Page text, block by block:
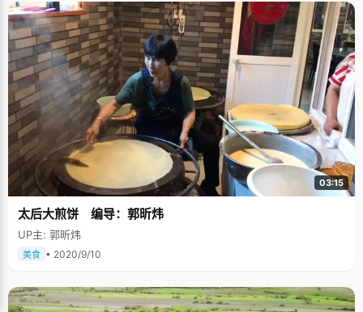
为挺聪明的学生，当然这个聪明不是盲目的自信，而是一种自我肯定和鼓
励。陈琨非常擅于从别人身上学东西，也擅于规划自己的学习。 陈琨小时候
的理科成绩不算特别优秀，文科更是一般般，尤其历史，总是记不住，背了
就忘，忘了就背，背了又忘，没办法，后来分科的时候他充分的尊重了自己
的缺点，选择了理科。"刚开始理科成绩也不稳定，因为物理成绩不太好。那
时候考电学，只考了60多分，有时候不及格，别人都拿100分的，差距太大
了，"虽然考得不好，但是陈琨心态非常的乐观，充分的发挥了阿Q精神，自
我安慰，"这套试题肯定比较难，你看别人也会有不及格之类的，慢慢努力就
会好的"。陈琨的同桌物理很好，陈琨就特别注意观察了一下，终于发现了问
题所在，"以前我做物理题，总是在心里边想一下，想当然的就开始做题。后
来我发现他（同桌）每次做物理题的时候都会先画一个分析图，非常认真谨
慎，然后再做题，"陈琨像发现了新大陆一样高兴，"其实理科的东西就是应
该谨慎认真，后来我照着这种方法去做，画完图，脑子里有一个框架，有理
有据，简单明了，物理成绩提高特别快"。 陈琨有个严格的时间控制观念，按
时作息，按时完成任务，最讨厌的事情就是拖堂和超时。"每天晚上9：00下
拉。"我们往往容易有这样的念头，如果一件事情，我9：00做不完，那我就
做到10：00好了。这在陈琨那里是绝对不允许的，一件事情安排了多少时间
就一定要在规定时间内完成，"我经常逼着自己要按质按量的完成，逼自己提
高学习效率，我感觉这样挺好的，不会浪费时间"。 安静仔细是我最大的优点
多的，性格变得内敛沉稳很多。"翻开陈琨的笔记本，字迹清清秀秀的排列
着，每个字都很规矩，一笔一划的，比很多小女孩的字都要清秀，透着认真
03:15
太后大煎饼 编导：郭昕炜
UP主: 郭昕炜
美食 • 2020/9/10